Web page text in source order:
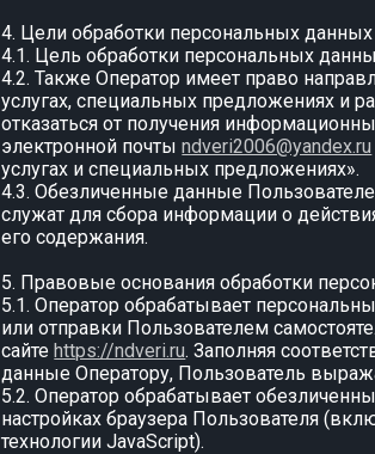
4. Цели обработки персональных данных
4.1. Цель обработки персональных
4.2. Также Оператор имеет право
услугах, специальных предложениях и
отказаться от получения
электронной почтыndveri2006@yandex.ru
услугах и специальных предложениях».
4.3. Обезличенные данные
служат для сбора информации о
его содержания.
5. Правовые основания обработки
5.1. Оператор обрабатывает
или отправки Пользователем
сайтеhttps://ndveri.ru. Заполняя
данные Оператору, Пользователь
5.2. Оператор обрабатывает
настройках браузера Пользователя
технологии JavaScript).